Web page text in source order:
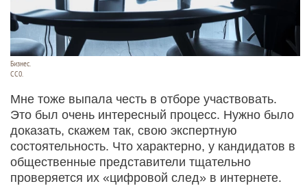
Бизнес.
СС0.
Мне тоже выпала честь в отборе участвовать.
Это был очень интересный процесс. Нужно было
доказать, скажем так, свою экспертную
состоятельность. Что характерно, у кандидатов в
общественные представители тщательно
проверяется их «цифровой след» в интернете.